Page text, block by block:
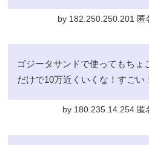
by 182.250.250.201 匿
ゴジータサンドで使ってもちょ
だけで10万近くいくな！すごい
by 180.235.14.254 匿